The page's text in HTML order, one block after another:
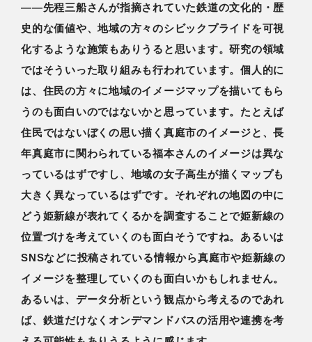
――先程三船さんが指摘されていた鉄道の文化的・歴
史的な価値や、地域の方々のシビックプライドを可視
化するような施策もありうると思います。研究の領域
ではそういった取り組みも行われています。個人的に
は、住民の方々に地域のイメージマップを描いてもら
うのも面白いのではないかと思っています。たとえば
住民ではないぼくの思い描く真庭市のイメージと、長
年真庭市に関わられている福本さんのイメージは異な
っているはずですし、地域の女子高生が描くマップも
大きく異なっているはずです。それぞれの地図の中に
どう姫新線が表れてくるかを調査することで姫新線の
位置づけを考えていくのも面白そうですね。あるいは
SNSなどに投稿されている情報から真庭市や姫新線の
イメージを整理していくのも面白いかもしれません。
あるいは、データ分析という観点から考えるのであれ
ば、鉄道だけなくオンデマンドバスの活用や連携を考